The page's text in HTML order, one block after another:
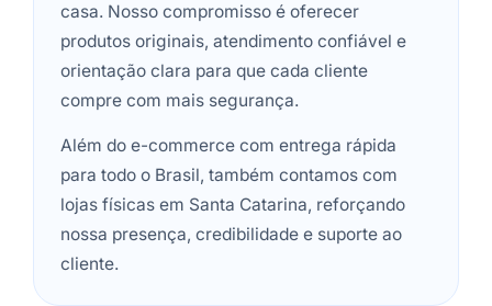
casa. Nosso compromisso é oferecer
produtos originais, atendimento confiável e
orientação clara para que cada cliente
compre com mais segurança.
Além do e-commerce com entrega rápida
para todo o Brasil, também contamos com
lojas físicas em Santa Catarina, reforçando
nossa presença, credibilidade e suporte ao
cliente.